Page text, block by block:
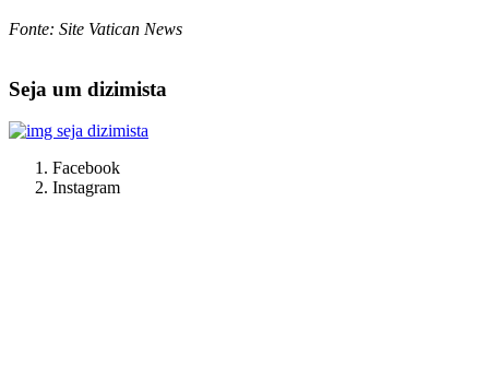
Fonte: Site Vatican News
Seja um dizimista
Facebook
Instagram